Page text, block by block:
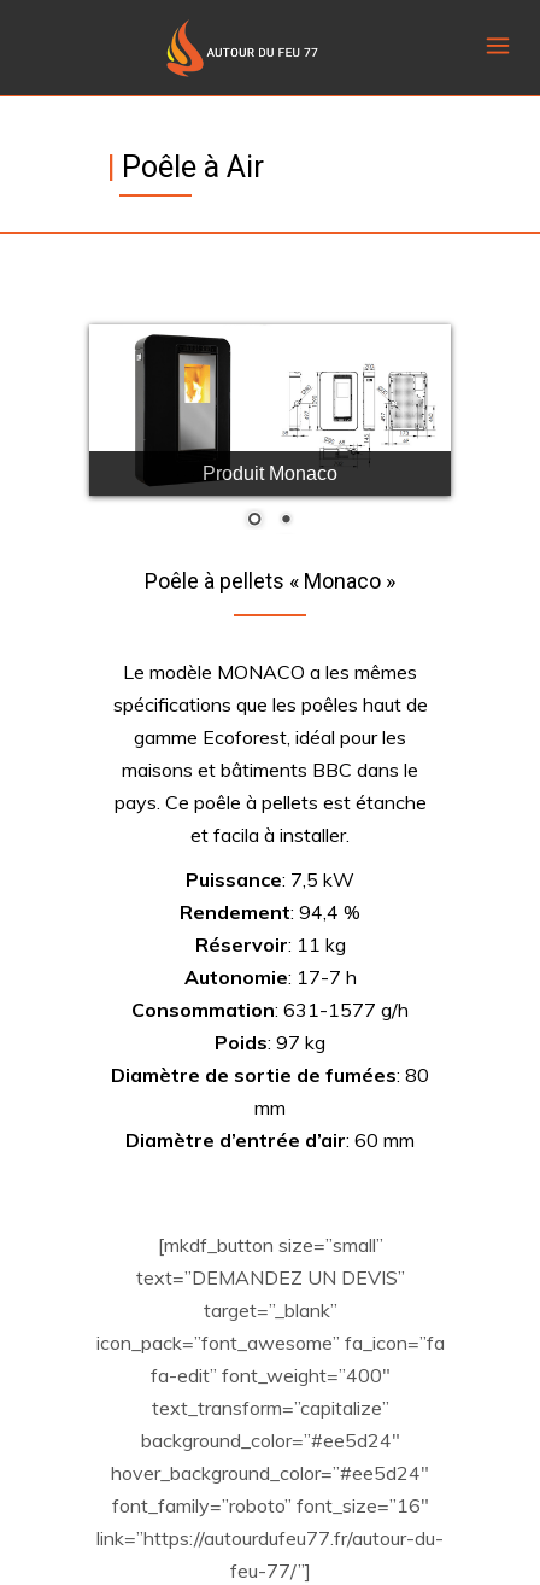
Poêle à Air
stove-pellets-air-monaco
Poêle à pellets « Monaco »
Le modèle MONACO a les mêmes
spécifications que les poêles haut de
gamme Ecoforest, idéal pour les
maisons et bâtiments BBC dans le
pays. Ce poêle à pellets est étanche
et facila à installer.
Puissance: 7,5 kW
Rendement: 94,4 %
Réservoir: 11 kg
Autonomie: 17-7 h
Consommation: 631-1577 g/h
Poids: 97 kg
Diamètre de sortie de fumées: 80
mm
Diamètre d’entrée d’air: 60 mm
[mkdf_button size=”small”
text=”DEMANDEZ UN DEVIS”
target=”_blank”
icon_pack=”font_awesome” fa_icon=”fa
fa-edit” font_weight=”400″
text_transform=”capitalize”
background_color=”#ee5d24″
hover_background_color=”#ee5d24″
font_family=”roboto” font_size=”16″
link=”https://autourdufeu77.fr/autour-du-
feu-77/”]